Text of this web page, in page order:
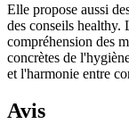
Elle propose aussi
des conseils healthy.
compréhension des
concrètes de
et l'harmonie entre
Avis